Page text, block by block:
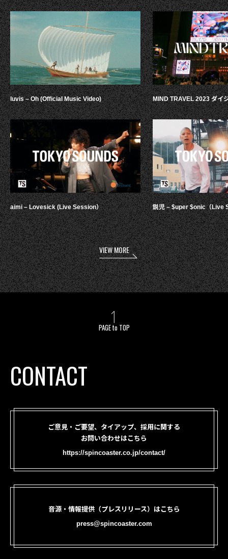
luvis – Oh (Official Music Video)
aimi – Lovesick (Live Session）
MIND TRAVEL 2023 ダイ
鋭児 – $uper $onic（Live
VIEW MORE
PAGE to TOP
CONTACT
ご意見・ご要望、タイアップ、採用に関する
お問い合わせはこちら
https://spincoaster.co.jp/contact/
音源・情報提供（プレスリリース）はこちら
press@spincoaster.com